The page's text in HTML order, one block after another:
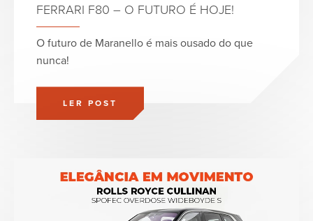
FERRARI F80 – O FUTURO É HOJE!
O futuro de Maranello é mais ousado do que
nunca!
LER POST